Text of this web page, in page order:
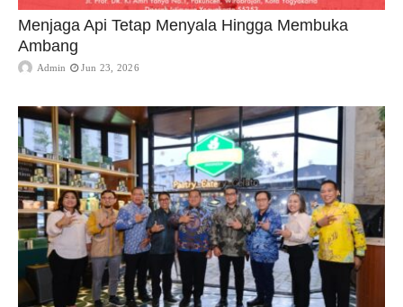
Menjaga Api Tetap Menyala Hingga Membuka
Ambang
Admin Jun 23, 2026